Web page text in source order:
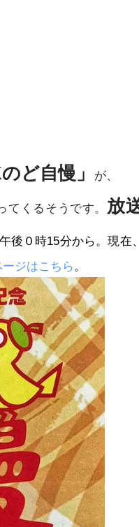
ど自慢」 が、
てくるそうです。 放
午後０時15分から。現在、
ジはこちら。